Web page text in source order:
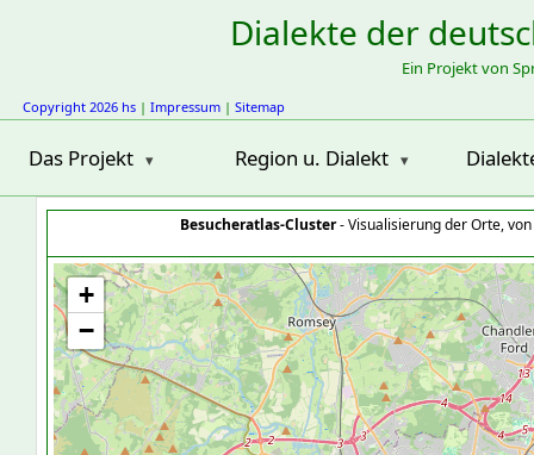
Dialekte der
Ein Projekt von
Copyright 2026 hs | Impressum | Sitemap
Das Projekt Region u. Dialekt
Besucheratlas-Cluster- Visualisierung der Orte,
+
−